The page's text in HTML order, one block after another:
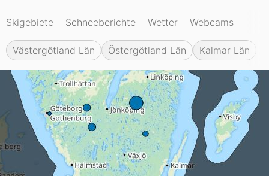
Skigebiete Schneeberichte Wetter Webcams
Västergötland Län Östergötland Län Kalmar Län